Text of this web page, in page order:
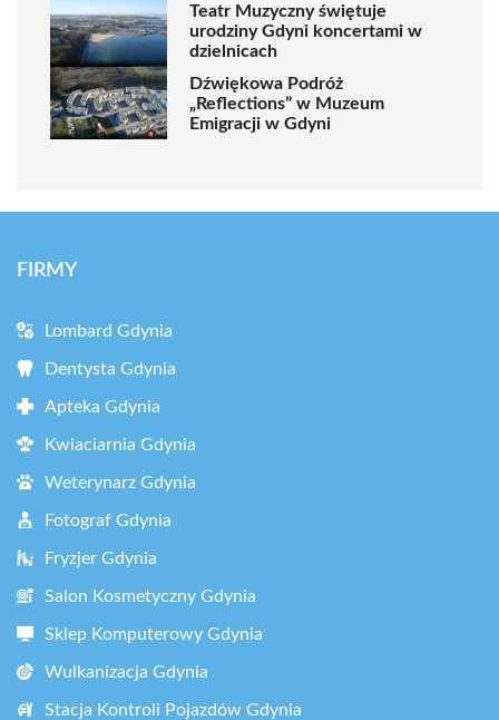
Teatr Muzyczny świętuje
urodziny Gdyni koncertami w
dzielnicach
Dźwiękowa Podróż
„Reflections” w Muzeum
Emigracji w Gdyni
FIRMY
Lombard Gdynia
Dentysta Gdynia
Apteka Gdynia
Kwiaciarnia Gdynia
Weterynarz Gdynia
Fotograf Gdynia
Fryzjer Gdynia
Salon Kosmetyczny Gdynia
Sklep Komputerowy Gdynia
Wulkanizacja Gdynia
Stacja Kontroli Pojazdów Gdynia